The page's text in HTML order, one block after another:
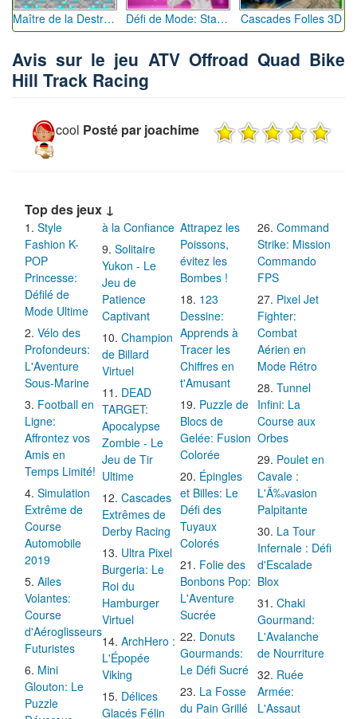
Maître de la Destruction: Fusion de Pioches Défi de Mode: Star du Podium Cascades Folles 3D
Avis sur le jeu ATV Offroad Quad Bike
Hill Track Racing
cool Posté par joachime
Top des jeux ↓
Style
Fashion K-
POP
Princesse:
Défilé de
Mode Ultime
Vélo des
Profondeurs:
L'Aventure
Sous-Marine
Football en
Ligne:
Affrontez vos
Amis en
Temps Limité!
Simulation
Extrême de
Course
Automobile
2019
Ailes
Volantes:
Course
d'Aéroglisseurs
Futuristes
Mini
Glouton: Le
Puzzle
à la Confiance
Solitaire
Yukon - Le
Jeu de
Patience
Captivant
Champion
de Billard
Virtuel
DEAD
TARGET:
Apocalypse
Zombie - Le
Jeu de Tir
Ultime
Cascades
Extrêmes de
Derby Racing
Ultra Pixel
Burgeria: Le
Roi du
Hamburger
Virtuel
ArchHero :
L'Épopée
Viking
Délices
Glacés Félin
Attrapez les
Poissons,
évitez les
Bombes !
123
Dessine:
Apprends à
Tracer les
Chiffres en
t'Amusant
Puzzle de
Blocs de
Gelée: Fusion
Colorée
Épingles
et Billes: Le
Défi des
Tuyaux
Colorés
Folie des
Bonbons Pop:
L'Aventure
Sucrée
Donuts
Gourmands:
Le Défi Sucré
La Fosse
du Pain Grillé
Command
Strike: Mission
Commando
FPS
Pixel Jet
Fighter:
Combat
Aérien en
Mode Rétro
Tunnel
Infini: La
Course aux
Orbes
Poulet en
Cavale :
L'Ã‰vasion
Palpitante
La Tour
Infernale : Défi
d'Escalade
Blox
Chaki
Gourmand:
L'Avalanche
de Nourriture
Ruée
Armée:
L'Assaut